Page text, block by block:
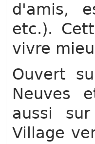
d'amis,
etc.).
vivre
Ouvert
Neuves
aussi
Village